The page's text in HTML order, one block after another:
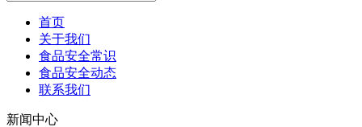
首页
关于我们
食品安全常识
食品安全动态
联系我们
新闻中心